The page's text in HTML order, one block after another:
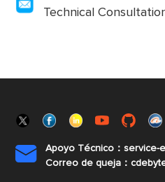
Technical

Apoyo Técnico：service-
Correo de queja：